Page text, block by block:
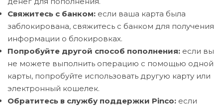
Свяжитесь с банком: если ваша карта была
заблокирована, свяжитесь с банком для получения
информации о блокировках.
Попробуйте другой способ пополнения: если вы
не можете выполнить операцию с помощью одной
карты, попробуйте использовать другую карту или
электронный кошелек.
Обратитесь в службу поддержки Pinco: если